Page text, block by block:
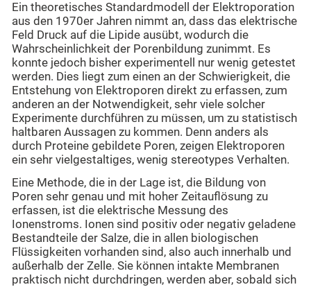
Ein theoretisches Standardmodell der Elektroporation
aus den 1970er Jahren nimmt an, dass das elektrische
Feld Druck auf die Lipide ausübt, wodurch die
Wahrscheinlichkeit der Porenbildung zunimmt. Es
konnte jedoch bisher experimentell nur wenig getestet
werden. Dies liegt zum einen an der Schwierigkeit, die
Entstehung von Elektroporen direkt zu erfassen, zum
anderen an der Notwendigkeit, sehr viele solcher
Experimente durchführen zu müssen, um zu statistisch
haltbaren Aussagen zu kommen. Denn anders als
durch Proteine gebildete Poren, zeigen Elektroporen
ein sehr vielgestaltiges, wenig stereotypes Verhalten.
Eine Methode, die in der Lage ist, die Bildung von
Poren sehr genau und mit hoher Zeitauflösung zu
erfassen, ist die elektrische Messung des
Ionenstroms. Ionen sind positiv oder negativ geladene
Bestandteile der Salze, die in allen biologischen
Flüssigkeiten vorhanden sind, also auch innerhalb und
außerhalb der Zelle. Sie können intakte Membranen
praktisch nicht durchdringen, werden aber, sobald sich